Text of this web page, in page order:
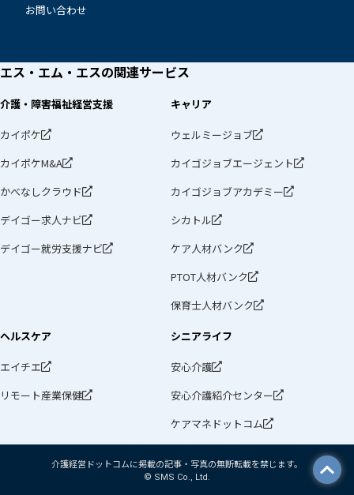
お問い合わせ
エス・エム・エスの関連サービス
介護・障害福祉経営支援
カイポケ
カイポケM&A
かべなしクラウド
デイゴー求人ナビ
デイゴー就労支援ナビ
キャリア
ウェルミージョブ
カイゴジョブエージェント
カイゴジョブアカデミー
シカトル
ケア人材バンク
PTOT人材バンク
保育士人材バンク
ヘルスケア
エイチエ
リモート産業保健
シニアライフ
安心介護
安心介護紹介センター
ケアマネドットコム
介護経営ドットコムに掲載の記事・写真の無断転載を禁じます。
© SMS Co., Ltd.